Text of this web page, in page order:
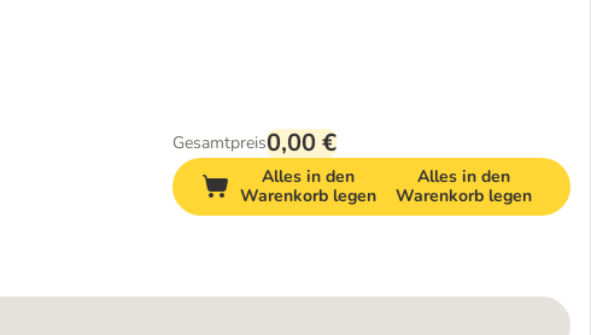
Gesamtpreis0,00 €
Alles in den
Warenkorb legen
Alles in den
Warenkorb legen